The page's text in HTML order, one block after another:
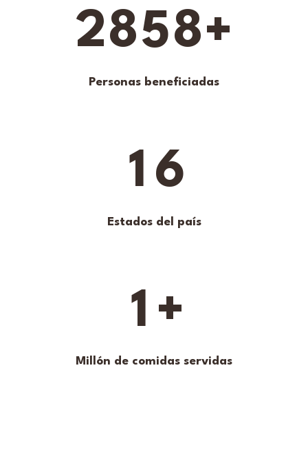
2858+
Personas beneficiadas
1 6
Estados del país
1 +
Millón de comidas servidas